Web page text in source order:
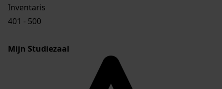
Inventaris
401 - 500
Mijn Studiezaal